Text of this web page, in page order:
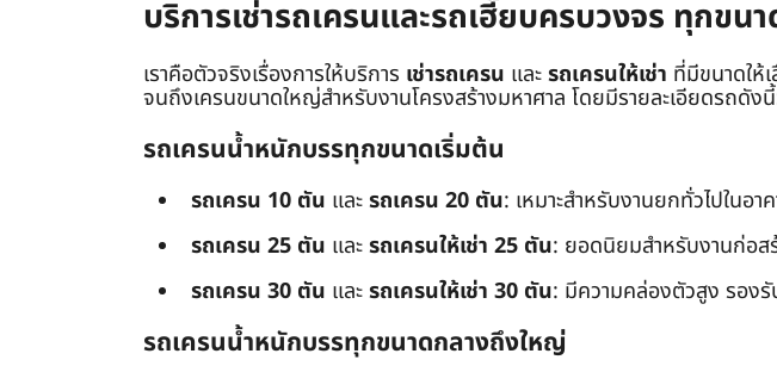
บริการเช่ารถเครนและรถเฮี๊ยบครบวงจร ทุกขน
เราคือตัวจริงเรื่องการให้บริการ เช่ารถเครน และรถเครนให้เช่า ที่มีขนาดให้
จนถึงเครนขนาดใหญ่สำหรับงานโครงสร้างมหาศาล โดยมีรายละเอียดรถดัง
รถเครนน้ำหนักบรรทุกขนาดเริ่มต้น
รถเครน 10 ตัน และรถเครน 20 ตัน: เหมาะสำหรับงานยกทั่วไปในอ
รถเครน 25 ตัน และรถเครนให้เช่า 25 ตัน: ยอดนิยมสำหรับงานก่อส
รถเครน 30 ตัน และรถเครนให้เช่า 30 ตัน: มีความคล่องตัวสูง รอง
รถเครนน้ำหนักบรรทุกขนาดกลางถึงใหญ่